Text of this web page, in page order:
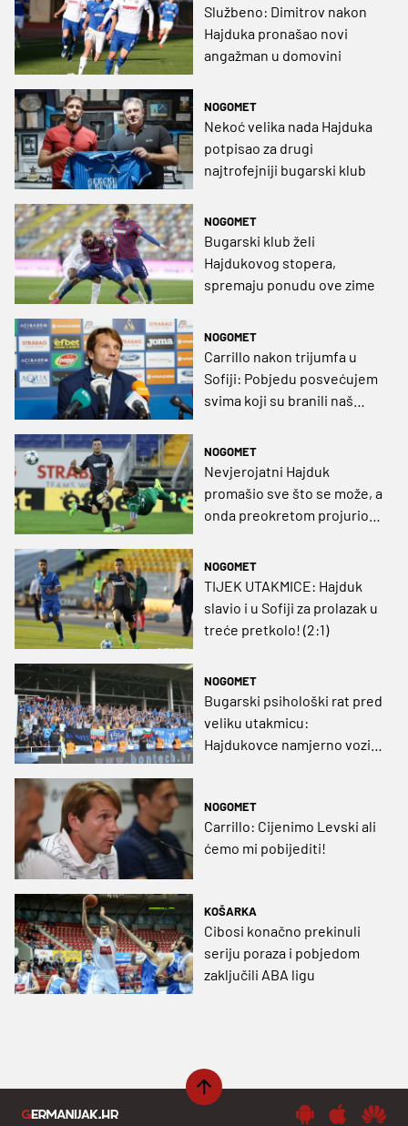
Službeno: Dimitrov nakon
Hajduka pronašao novi
angažman u domovini
NOGOMET
Nekoć velika nada Hajduka
potpisao za drugi
najtrofejniji bugarski klub
NOGOMET
Bugarski klub želi
Hajdukovog stopera,
spremaju ponudu ove zime
NOGOMET
Carrillo nakon trijumfa u
Sofiji: Pobjedu posvećujem
svima koji su branili naš
NOGOMET
Nevjerojatni Hajduk
promašio sve što se može, a
onda preokretom projurio u
NOGOMET
TIJEK UTAKMICE: Hajduk
slavio i u Sofiji za prolazak u
treće pretkolo! (2:1)
NOGOMET
Bugarski psihološki rat pred
veliku utakmicu:
Hajdukovce namjerno vozili
NOGOMET
Carrillo: Cijenimo Levski ali
ćemo mi pobijediti!
KOŠARKA
Cibosi konačno prekinuli
seriju poraza i pobjedom
zaključili ABA ligu